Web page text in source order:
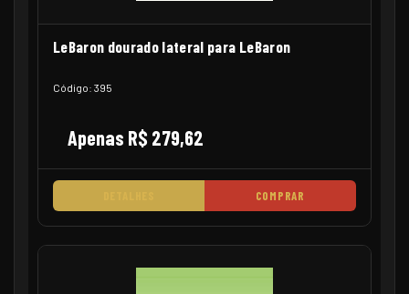
LeBaron dourado lateral para LeBaron
Código: 395
Apenas R$ 279,62
COMPRAR